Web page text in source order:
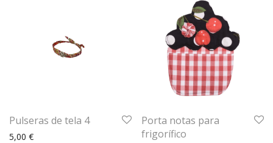
Pulseras de tela 4
5,00 €
Porta notas para
frigorífico